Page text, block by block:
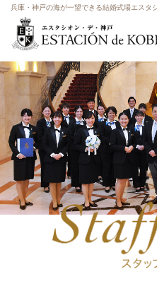
兵庫・神戸の海が一望できる結婚式場エスタ